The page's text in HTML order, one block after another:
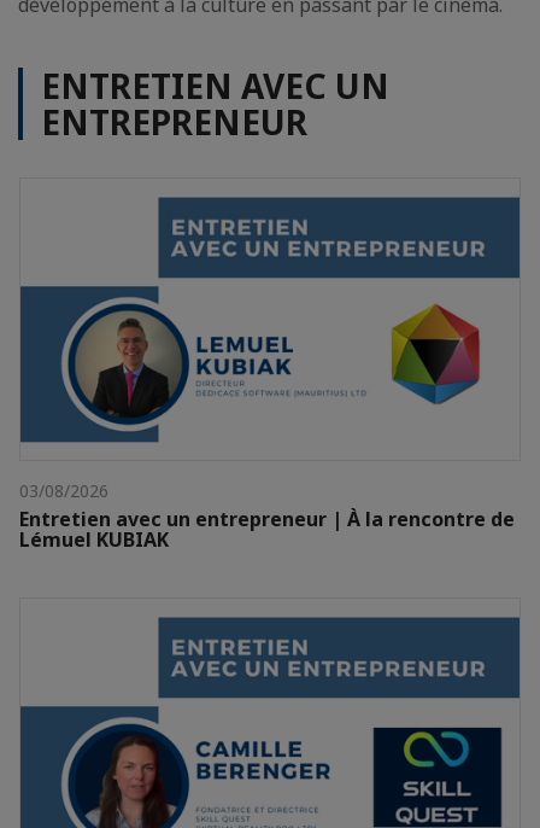
ENTRETIEN AVEC UN
ENTREPRENEUR
03/08/2026
Entretien avec un entrepreneur | À la rencontre de
Lémuel KUBIAK